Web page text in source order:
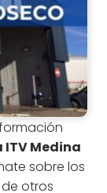
Medina
sobre los
otros